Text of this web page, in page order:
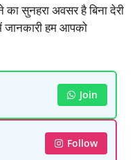
सुनहरा अवसर है बिना देरी
हम आपको
Join
Follow